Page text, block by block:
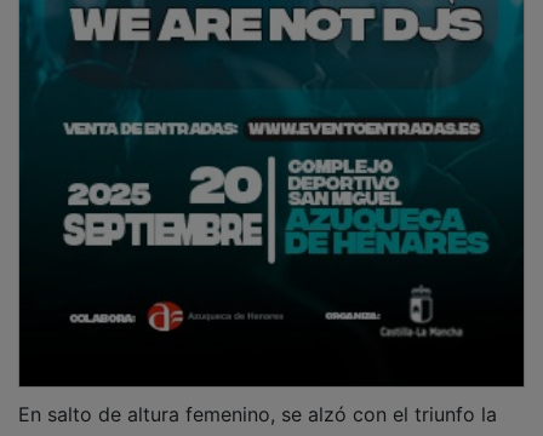
En salto de altura femenino, se alzó con el triunfo la